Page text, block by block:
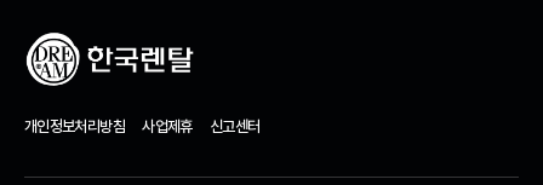
개인정보처리방침 사업제휴 신고센터